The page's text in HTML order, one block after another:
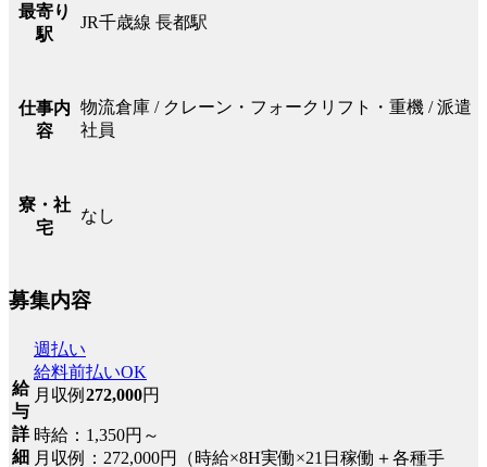
最寄り
駅
JR千歳線 長都駅
仕事内
容
物流倉庫 / クレーン・フォークリフト・重機 / 派遣
社員
寮・社
宅
なし
募集内容
給
与
詳
細
週払い
給料前払いOK
月収例 272,000円
時給：1,350円～
月収例：272,000円（時給×8H実働×21日稼働＋各種手